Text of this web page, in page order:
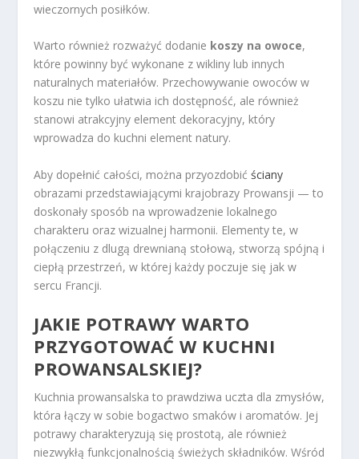
wieczornych posiłków.
Warto również rozważyć dodanie koszy na owoce,
które powinny być wykonane z wikliny lub innych
naturalnych materiałów. Przechowywanie owoców w
koszu nie tylko ułatwia ich dostępność, ale również
stanowi atrakcyjny element dekoracyjny, który
wprowadza do kuchni element natury.
Aby dopełnić całości, można przyozdobićściany
obrazami przedstawiającymi krajobrazy Prowansji — to
doskonały sposób na wprowadzenie lokalnego
charakteru oraz wizualnej harmonii. Elementy te, w
połączeniu z dlugą drewnianą stołową, stworzą spójną i
ciepłą przestrzeń, w której każdy poczuje się jak w
sercu Francji.
JAKIE POTRAWY WARTO
PRZYGOTOWAĆ W KUCHNI
PROWANSALSKIEJ?
Kuchnia prowansalska to prawdziwa uczta dla zmysłów,
która łączy w sobie bogactwo smaków i aromatów. Jej
potrawy charakteryzują się prostotą, ale również
niezwykłą funkcjonalnością świeżych składników. Wśród